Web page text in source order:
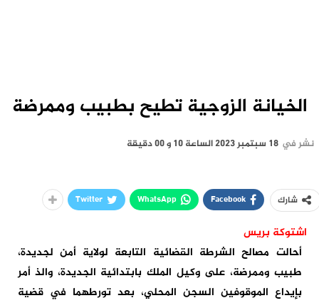
الخيانة الزوجية تطيح بطبيب وممرضة
نشر في 18 سبتمبر 2023 الساعة 10 و 00 دقيقة
شارك Facebook
WhatsApp
Twitter
اشتوكة بريس
أحالت مصالح الشرطة القضائية التابعة لولاية أمن لجديدة،
طبيب وممرضة، على وكيل الملك بابتدائية الجديدة، والذ أمر
بإيداع الموقوفين السجن المحلي، بعد تورطهما في قضية